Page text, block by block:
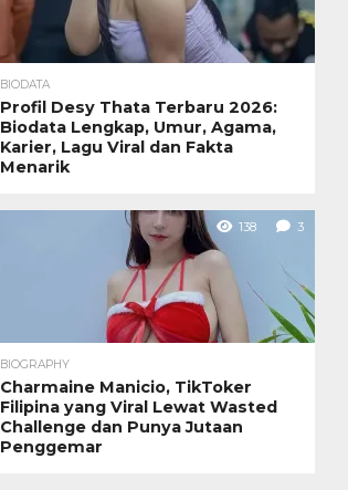
BIODATA
Profil Desy Thata Terbaru 2026:
Biodata Lengkap, Umur, Agama,
Karier, Lagu Viral dan Fakta
Menarik
138 3
BIOGRAPHY
Charmaine Manicio, TikToker
Filipina yang Viral Lewat Wasted
Challenge dan Punya Jutaan
Penggemar